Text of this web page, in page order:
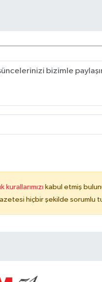
kurallarımızı kabul etmiş
hiçbir şekilde sorumlu